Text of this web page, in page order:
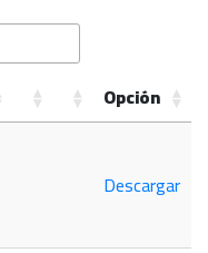
Opción
Descargar